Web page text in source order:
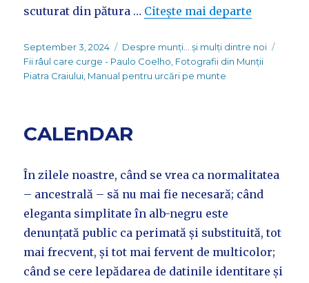
scuturat din pătura … Citește mai departe
Posted
on
September 3, 2024 Categories
Despre munți... și mulți dintre noi
Fii râul care curge - Paulo Coelho Fotografii din Munții
Piatra Craiului Manual pentru urcări pe munte
CALEnDAR
În zilele noastre, când se vrea ca normalitatea
– ancestrală – să nu mai fie necesară; când
eleganta simplitate în alb-negru este
denunțată public ca perimată și substituită, tot
mai frecvent, și tot mai fervent de multicolor;
când se cere lepădarea de datinile identitare și